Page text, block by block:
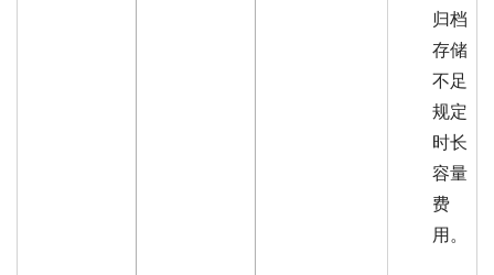
归档
存储
不足
规定
时长
容量
费
用。